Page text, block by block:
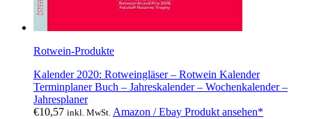
Rotwein-Produkte
Kalender 2020: Rotweingläser – Rotwein Kalender
Terminplaner Buch – Jahreskalender – Wochenkalender –
Jahresplaner
€10,57 inkl. MwSt. Amazon / Ebay Produkt ansehen*